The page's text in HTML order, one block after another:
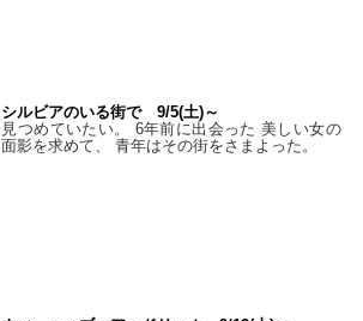
シルビアのいる街で 9/5(土)～
見つめていたい。 6年前に出会った 美しい女の
面影を求めて、 青年はその街をさまよった。